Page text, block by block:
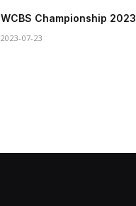
WCBS Championship 2023
2023-07-23